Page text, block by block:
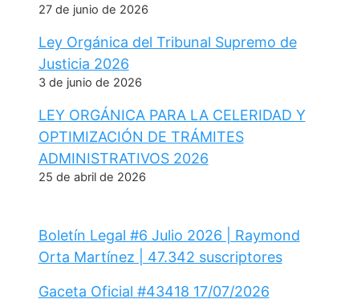
27 de junio de 2026
Ley Orgánica del Tribunal Supremo de
Justicia 2026
3 de junio de 2026
LEY ORGÁNICA PARA LA CELERIDAD Y
OPTIMIZACIÓN DE TRÁMITES
ADMINISTRATIVOS 2026
25 de abril de 2026
Boletín Legal #6 Julio 2026 | Raymond
Orta Martínez | 47.342 suscriptores
Gaceta Oficial #43418 17/07/2026